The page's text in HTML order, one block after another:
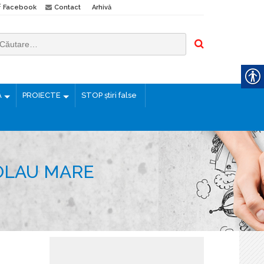
Facebook Contact Arhivă
PROIECTE STOP știri false
MARE